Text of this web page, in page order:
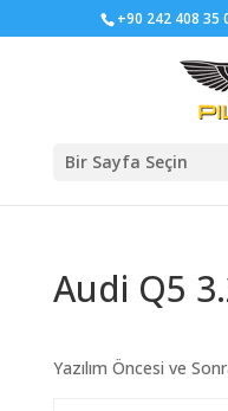
+90 242 408 35
Bir Sayfa Seçin
Audi Q5
Yazılım Öncesi ve